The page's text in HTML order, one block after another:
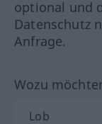
optional und
Datenschutz
Anfrage.
Wozu